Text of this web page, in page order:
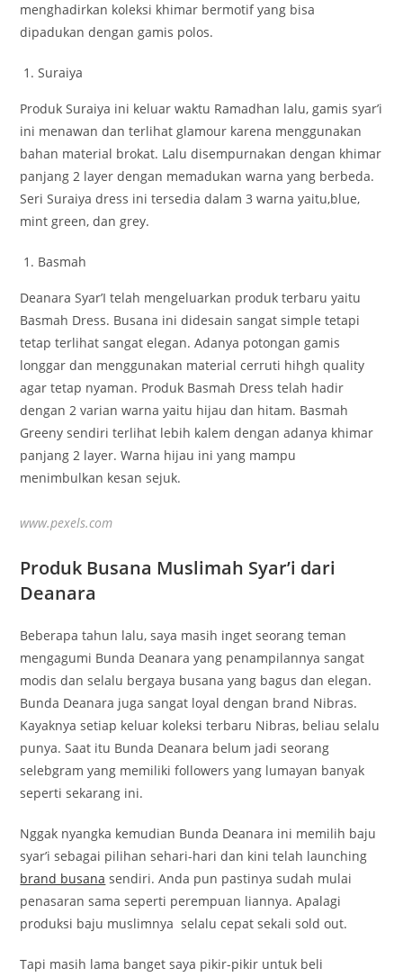
menghadirkan koleksi khimar bermotif yang bisa
dipadukan dengan gamis polos.
Suraiya
Produk Suraiya ini keluar waktu Ramadhan lalu, gamis syar’i
ini menawan dan terlihat glamour karena menggunakan
bahan material brokat. Lalu disempurnakan dengan khimar
panjang 2 layer dengan memadukan warna yang berbeda.
Seri Suraiya dress ini tersedia dalam 3 warna yaitu,blue,
mint green, dan grey.
Basmah
Deanara Syar’I telah mengeluarkan produk terbaru yaitu
Basmah Dress. Busana ini didesain sangat simple tetapi
tetap terlihat sangat elegan. Adanya potongan gamis
longgar dan menggunakan material cerruti hihgh quality
agar tetap nyaman. Produk Basmah Dress telah hadir
dengan 2 varian warna yaitu hijau dan hitam. Basmah
Greeny sendiri terlihat lebih kalem dengan adanya khimar
panjang 2 layer. Warna hijau ini yang mampu
menimbulkan kesan sejuk.
www.pexels.com
Produk Busana Muslimah Syar’i dari
Deanara
Beberapa tahun lalu, saya masih inget seorang teman
mengagumi Bunda Deanara yang penampilannya sangat
modis dan selalu bergaya busana yang bagus dan elegan.
Bunda Deanara juga sangat loyal dengan brand Nibras.
Kayaknya setiap keluar koleksi terbaru Nibras, beliau selalu
punya. Saat itu Bunda Deanara belum jadi seorang
selebgram yang memiliki followers yang lumayan banyak
seperti sekarang ini.
Nggak nyangka kemudian Bunda Deanara ini memilih baju
syar’i sebagai pilihan sehari-hari dan kini telah launching
brand busana sendiri. Anda pun pastinya sudah mulai
penasaran sama seperti perempuan liannya. Apalagi
produksi baju muslimnya selalu cepat sekali sold out.
Tapi masih lama banget saya pikir-pikir untuk beli